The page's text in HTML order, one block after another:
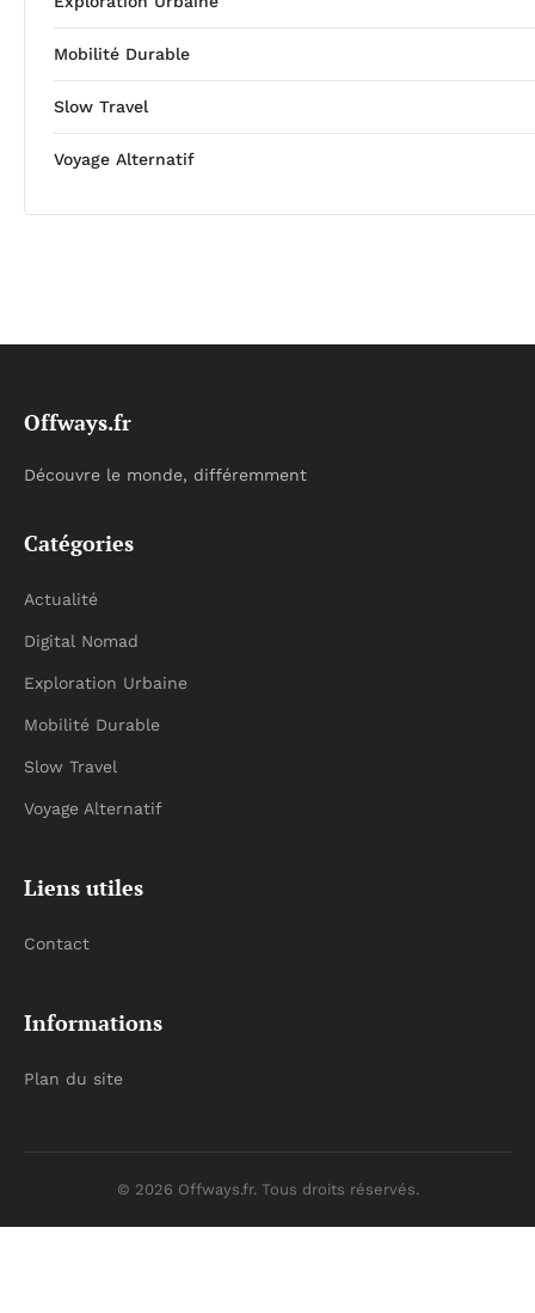
Mobilité Durable
Slow Travel
Voyage Alternatif
Offways.fr
Découvre le monde, différemment
Catégories
Actualité
Digital Nomad
Exploration Urbaine
Mobilité Durable
Slow Travel
Voyage Alternatif
Liens utiles
Contact
Informations
Plan du site
© 2026 Offways.fr. Tous droits réservés.